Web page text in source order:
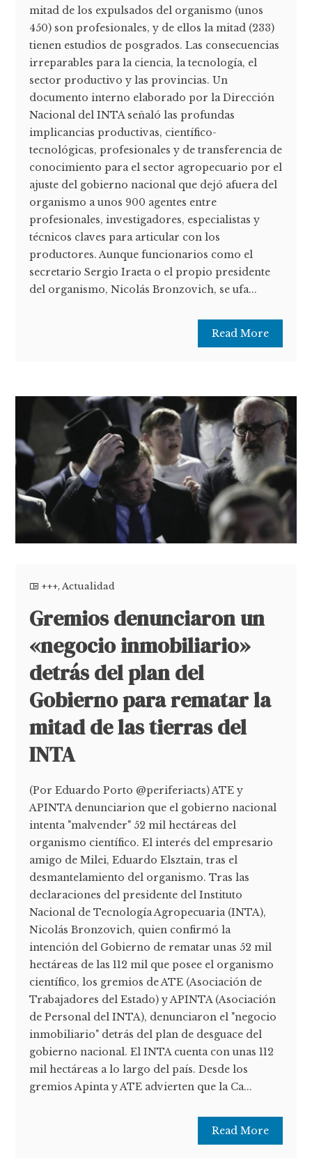
mitad de los expulsados del organismo (unos
450) son profesionales, y de ellos la mitad (233)
tienen estudios de posgrados. Las consecuencias
irreparables para la ciencia, la tecnología, el
sector productivo y las provincias. Un
documento interno elaborado por la Dirección
Nacional del INTA señaló las profundas
implicancias productivas, científico-
tecnológicas, profesionales y de transferencia de
conocimiento para el sector agropecuario por el
ajuste del gobierno nacional que dejó afuera del
organismo a unos 900 agentes entre
profesionales, investigadores, especialistas y
técnicos claves para articular con los
productores. Aunque funcionarios como el
secretario Sergio Iraeta o el propio presidente
del organismo, Nicolás Bronzovich, se ufa...
Read More
+++,Actualidad
Gremios denunciaron un
«negocio inmobiliario»
detrás del plan del
Gobierno para rematar la
mitad de las tierras del
INTA
(Por Eduardo Porto @periferiacts) ATE y
APINTA denunciarion que el gobierno nacional
intenta "malvender" 52 mil hectáreas del
organismo científico. El interés del empresario
amigo de Milei, Eduardo Elsztain, tras el
desmantelamiento del organismo. Tras las
declaraciones del presidente del Instituto
Nacional de Tecnología Agropecuaria (INTA),
Nicolás Bronzovich, quien confirmó la
intención del Gobierno de rematar unas 52 mil
hectáreas de las 112 mil que posee el organismo
científico, los gremios de ATE (Asociación de
Trabajadores del Estado) y APINTA (Asociación
de Personal del INTA), denunciaron el "negocio
inmobiliario" detrás del plan de desguace del
gobierno nacional. El INTA cuenta con unas 112
mil hectáreas a lo largo del país. Desde los
gremios Apinta y ATE advierten que la Ca...
Read More